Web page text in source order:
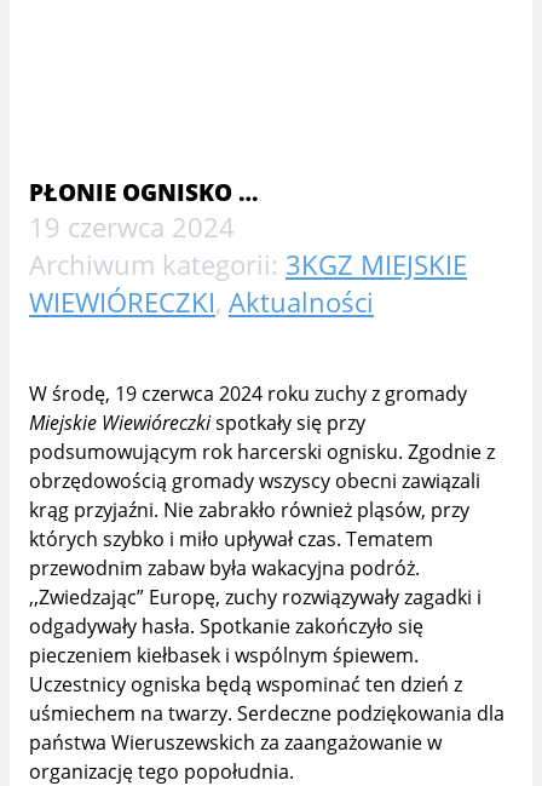
PŁONIE OGNISKO …
19 czerwca 2024
Archiwum kategorii: 3KGZ MIEJSKIE
WIEWIÓRECZKI, Aktualności
W środę, 19 czerwca 2024 roku zuchy z gromady
Miejskie Wiewióreczkispotkały się przy
podsumowującym rok harcerski ognisku. Zgodnie z
obrzędowością gromady wszyscy obecni zawiązali
krąg przyjaźni. Nie zabrakło również pląsów, przy
których szybko i miło upływał czas. Tematem
przewodnim zabaw była wakacyjna podróż.
,,Zwiedzając” Europę, zuchy rozwiązywały zagadki i
odgadywały hasła. Spotkanie zakończyło się
pieczeniem kiełbasek i wspólnym śpiewem.
Uczestnicy ogniska będą wspominać ten dzień z
uśmiechem na twarzy. Serdeczne podziękowania dla
państwa Wieruszewskich za zaangażowanie w
organizację tego popołudnia.